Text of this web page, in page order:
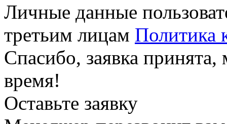
Личные данные
третьим лицам Политика
Спасибо, заявка
время!
Оставьте заявку